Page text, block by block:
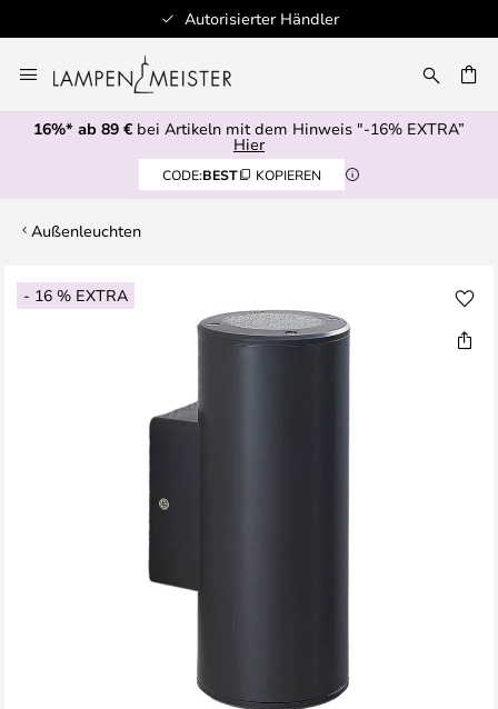
Autorisierter Händler
Inhalt
springen
16%* ab 89 € bei Artikeln mit dem Hinweis "-16% EXTRA”
Hier
CODE:BEST KOPIEREN
Außenleuchten
- 16 % EXTRA
Zum
Ende